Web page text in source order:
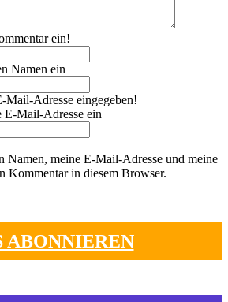
ein!
Namen ein
Mail-Adresse eingegeben!
E-Mail-Adresse ein
Namen, meine E-Mail-Adresse und meine
Kommentar in diesem Browser.
ABONNIEREN